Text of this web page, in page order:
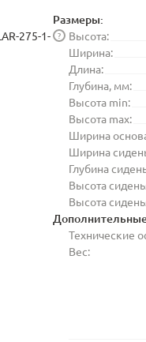
275-1-
Размеры:
Высота:
?
Ширина:
Длина:
Глубина, мм:
Высота min:
Высота max:
Ширина
Ширина
Глубина
Высота
Высота
Технические
Вес: